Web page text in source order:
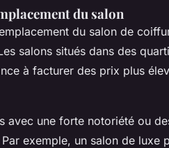
du salon
du salon de
salons situés dans des
à facturer des prix plus
avec une forte notoriété ou
exemple, un salon de